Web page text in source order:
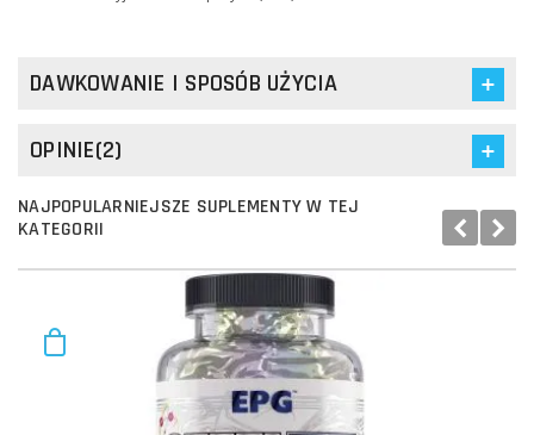
DAWKOWANIE I SPOSÓB UŻYCIA
OPINIE(2)
NAJPOPULARNIEJSZE SUPLEMENTY W TEJ
KATEGORII